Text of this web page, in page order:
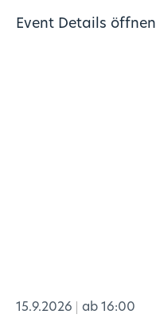
Event Details öffnen
15.9.2026 ab 16:00